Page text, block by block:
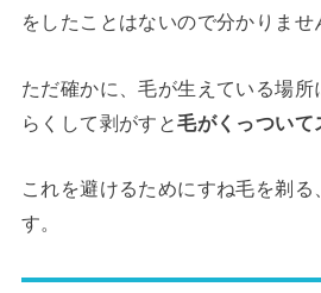
をしたことはないので分かりませ
ただ確かに、毛が生えている場
らくして剥がすと毛がくっついて
これを避けるためにすね毛を剃
す。